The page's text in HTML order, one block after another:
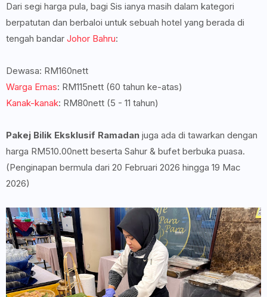
Dari segi harga pula, bagi Sis ianya masih dalam kategori
berpatutan dan berbaloi untuk sebuah hotel yang berada di
tengah bandar Johor Bahru:
Dewasa: RM160nett
Warga Emas: RM115nett (60 tahun ke-atas)
Kanak-kanak: RM80nett (5 - 11 tahun)
Pakej Bilik Eksklusif Ramadan juga ada di tawarkan dengan
harga RM510.00nett beserta Sahur & bufet berbuka puasa.
(Penginapan bermula dari 20 Februari 2026 hingga 19 Mac
2026)